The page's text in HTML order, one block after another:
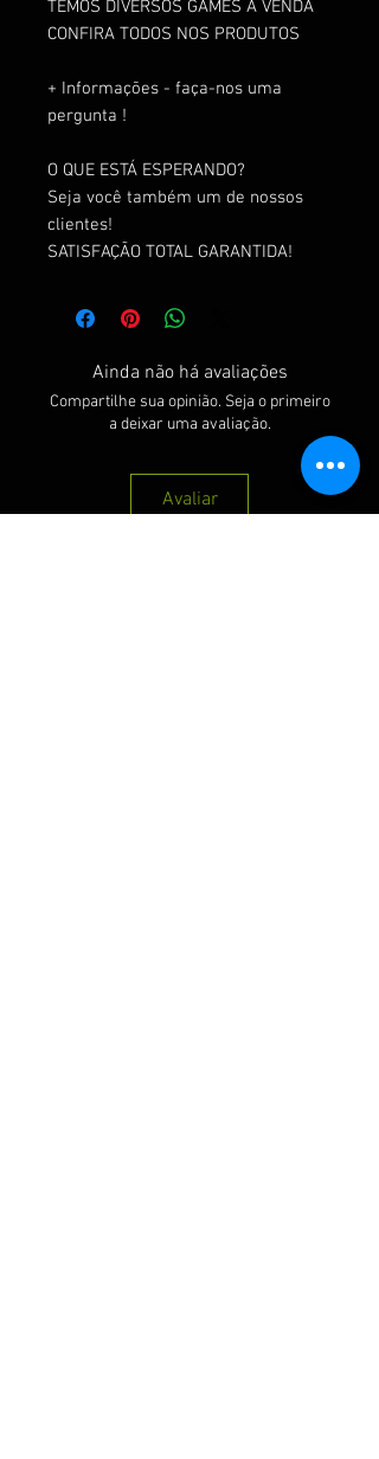
TEMOS DIVERSOS GAMES A VENDA
CONFIRA TODOS NOS PRODUTOS
+ Informações - faça-nos uma
pergunta !
O QUE ESTÁ ESPERANDO?
Seja você também um de nossos
clientes!
SATISFAÇÃO TOTAL GARANTIDA!
Ainda não há avaliações
Compartilhe sua opinião. Seja o primeiro
a deixar uma avaliação.
Avaliar